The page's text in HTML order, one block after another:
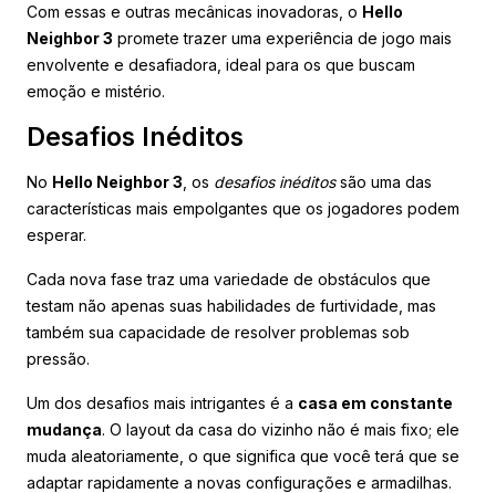
Com essas e outras mecânicas inovadoras, o Hello
Neighbor 3 promete trazer uma experiência de jogo mais
envolvente e desafiadora, ideal para os que buscam
emoção e mistério.
Desafios Inéditos
No Hello Neighbor 3 , os desafios inéditossão uma das
características mais empolgantes que os jogadores podem
esperar.
Cada nova fase traz uma variedade de obstáculos que
testam não apenas suas habilidades de furtividade, mas
também sua capacidade de resolver problemas sob
pressão.
Um dos desafios mais intrigantes é a casa em constante
mudança. O layout da casa do vizinho não é mais fixo; ele
muda aleatoriamente, o que significa que você terá que se
adaptar rapidamente a novas configurações e armadilhas.